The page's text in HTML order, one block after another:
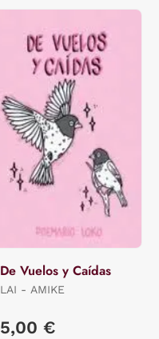
De Vuelos y Caídas
LAI - AMIKE
5,00 €